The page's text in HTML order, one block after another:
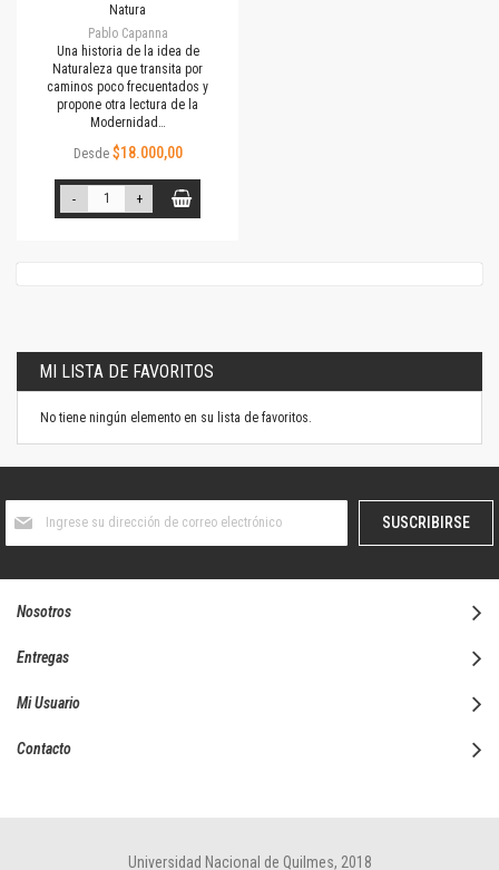
Natura
Pablo Capanna
Una historia de la idea de
Naturaleza que transita por
caminos poco frecuentados y
propone otra lectura de la
Modernidad…
Desde $18.000,00
- +
MI LISTA DE FAVORITOS
No tiene ningún elemento en su lista de favoritos.
boletín
SUSCRIBIRSE
Nosotros
Entregas
Mi Usuario
Contacto
Universidad Nacional de Quilmes, 2018